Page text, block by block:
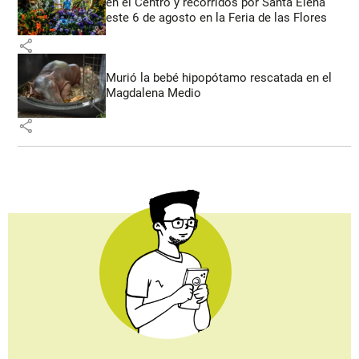
este 6 de agosto en la Feria de las Flores
share
Murió la bebé hipopótamo rescatada en el
Magdalena Medio
share